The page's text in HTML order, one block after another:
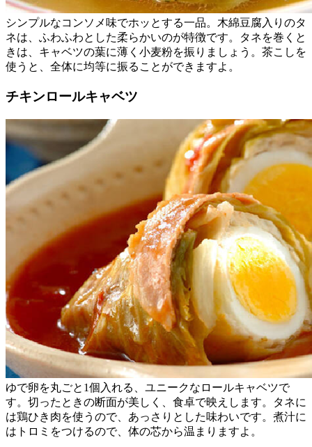
シンプルなコンソメ味でホッとする一品。木綿豆腐入りのタ
ネは、ふわふわとした柔らかいのが特徴です。タネを巻くと
きは、キャベツの葉に薄く小麦粉を振りましょう。茶こしを
使うと、全体に均等に振ることができますよ。
チキンロールキャベツ
ゆで卵を丸ごと1個入れる、ユニークなロールキャベツで
す。切ったときの断面が美しく、食卓で映えします。タネに
は鶏ひき肉を使うので、あっさりとした味わいです。煮汁に
はトロミをつけるので、体の芯から温まりますよ。